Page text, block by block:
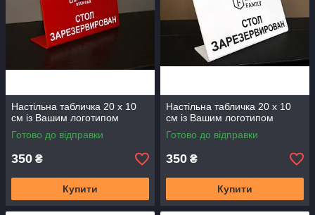
Настільна табличка 20 х 10
см із Вашим логотипом
Готово до відправки
350 ₴
Купити
Настільна табличка 20 х 10
см із Вашим логотипом
Готово до відправки
350 ₴
Купити